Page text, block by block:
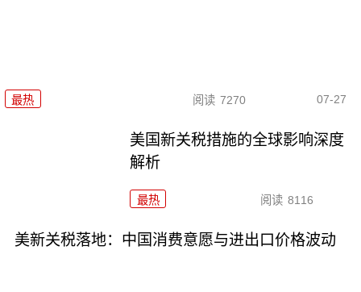
最热 阅读 7270 07-27
美国新关税措施的全球影响深度
解析
最热 阅读 8116
美新关税落地：中国消费意愿与进出口价格波动